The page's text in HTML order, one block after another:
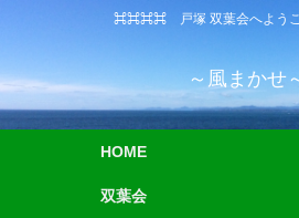
⌘⌘⌘⌘ 戸塚 双葉会へよ
～風まかせ
HOME
双葉会